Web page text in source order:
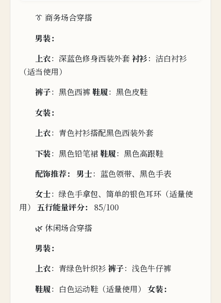
👔 商务场合穿搭
男装：
上衣：深蓝色修身西装外套 衬衫： 洁白衬衫
（适当使用）
裤子：黑色西裤 鞋履：黑色皮鞋
女装：
上衣：青色衬衫搭配黑色西装外套
下装： 黑色铅笔裙 鞋履：黑色高跟鞋
配饰推荐：
男士：蓝色领带、黑色手表
女士：绿色手拿包、简单的银色耳环（适量使
用） 五行能量评分：
85/100
🌿 休闲场合穿搭
男装：
上衣：青绿色针织衫 裤子：浅色牛仔裤
鞋履：白色运动鞋（适量使用） 女装：